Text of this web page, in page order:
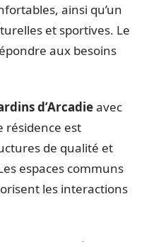
ainsi qu’un
et sportives. Le
aux besoins
d’Arcadieavec
résidence est
de qualité et
espaces communs
les interactions